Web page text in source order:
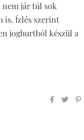
nem jár túl sok
is. Ízlés szerint
joghurtból készül a